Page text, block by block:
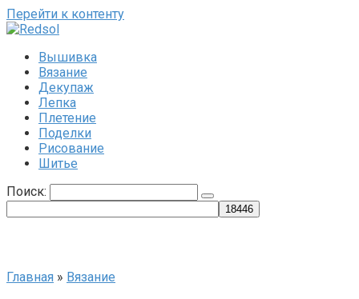
Перейти к контенту
Вышивка
Вязание
Декупаж
Лепка
Плетение
Поделки
Рисование
Шитье
Поиск:
Главная » Вязание